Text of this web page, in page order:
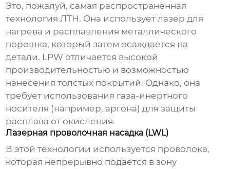
Это, пожалуй, самая распространенная
технология ЛТН. Она использует лазер для
нагрева и расплавления металлического
порошка, который затем осаждается на
детали. LPW отличается высокой
производительностью и возможностью
нанесения толстых покрытий. Однако, она
требует использования газа-инертного
носителя (например, аргона) для защиты
расплава от окисления.
Лазерная проволочная насадка (LWL)
В этой технологии используется проволока,
которая непрерывно подается в зону